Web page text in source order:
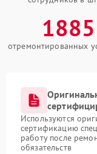
1885
отремонтированных
Используются
сертификацию
работу после
обязательств